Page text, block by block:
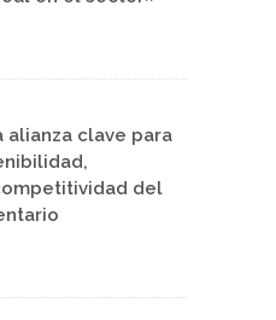
alianza clave para
del